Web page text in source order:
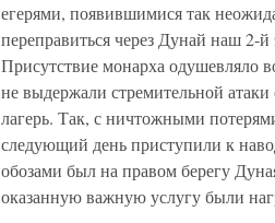
егерями, появившимися так
переправиться через Дунай наш
Присутствие монарха одушевляло
не выдержали стремительной
лагерь. Так, с ничтожными
следующий день приступили к
обозами был на правом берегу
оказанную важную услугу были